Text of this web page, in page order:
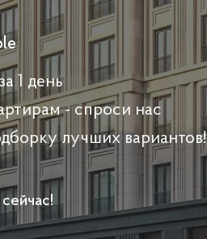
1 день
- спроси нас
лучших вариантов!